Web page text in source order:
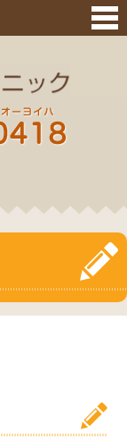
サイトマップ